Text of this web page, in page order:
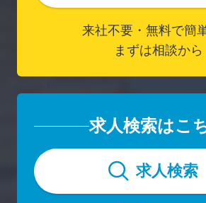
来社不要・無料で簡
まずは相談から
求人検索はこ
求人検索